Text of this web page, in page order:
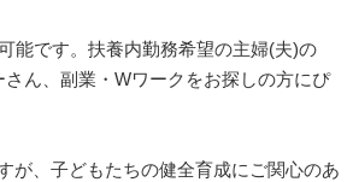
能です。扶養内勤務希望の主婦(夫)の
ん、副業・Wワークをお探しの方にぴ
が、子どもたちの健全育成にご関心のあ